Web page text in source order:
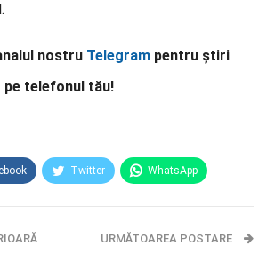
nostru Telegram pentru știri
telefonul tău!
Twitter WhatsApp
OK.ru URMĂTOAREA POSTARE